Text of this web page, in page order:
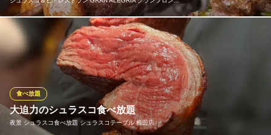
タルトビュッフェ
大阪メトロ御堂筋線梅田駅 徒歩1分
大阪府大阪市北区大深町1-1 リンクスウメダ1F
専用の巨大グリルでじっくりと焼き上げたイチボ・ランプ・牛肩
ロースなど 塊肉を各部位最高な状態でご提供！臨場感ある提供も
楽しめます テーブルビュッフェスタイルで、全15種が食べ放題！
シュラスコ＆ビアレストラン GRAN ALEGRIA グランフロン
ト大阪店
松阪・近江牛シュラスコ
ＪＲ大阪駅 徒歩1分
大迫力のシュラスコ食べ放題
夜景 シュラスコ食べ放題 シュラスコテーブル 梅田店
食べ放題